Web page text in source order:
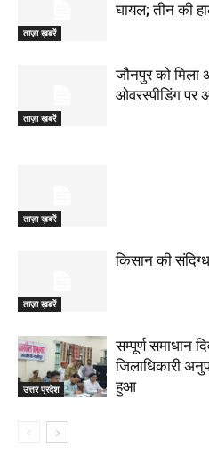
ताज़ा ख़बरें
घायल; तीन की
ताज़ा ख़बरें
जौनपुर को मिला
ओवरस्पीडिंग पर
ताज़ा ख़बरें
ताज़ा ख़बरें
किसान की
उत्तर प्रदेश
सम्पूर्ण समाधान
जिलाधिकारी
हुआ